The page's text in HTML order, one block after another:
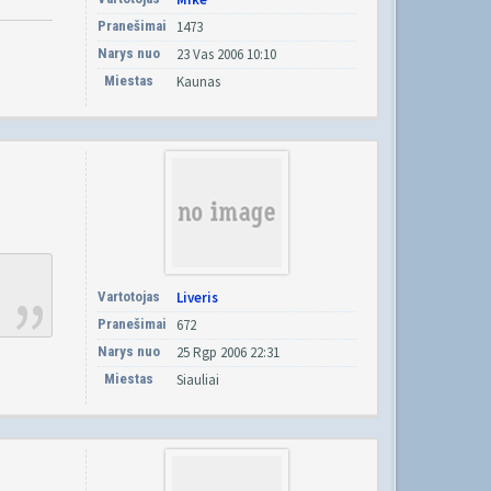
Pranešimai 1473
Narys nuo 23 Vas 2006 10:10
Miestas Kaunas
Vartotojas Liveris
Pranešimai 672
Narys nuo 25 Rgp 2006 22:31
Miestas Siauliai